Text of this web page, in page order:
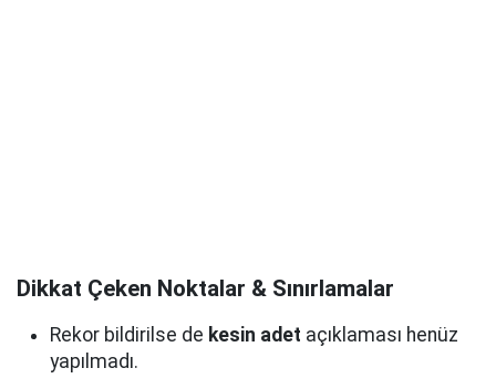
Dikkat Çeken Noktalar & Sınırlamalar
Rekor bildirilse de kesin adet açıklaması henüz
yapılmadı.